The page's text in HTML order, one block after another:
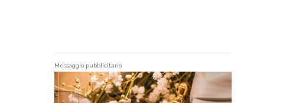
Messaggio pubblicitario